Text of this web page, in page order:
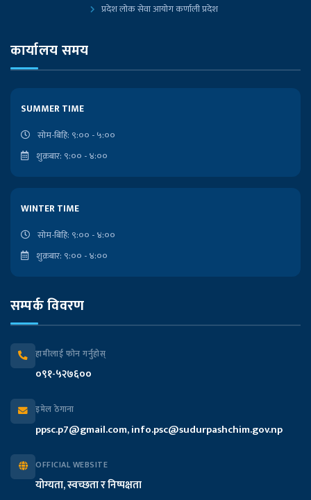
प्रदेश लोक सेवा आयोग कर्णाली प्रदेश
प्रदेश लोक सेवा आयोग, कोशी प्रदेश, विराटनगर
भौतिक पूर्वाधार विकास मन्त्रालय
कार्यालय समय
SUMMER TIME
सोम-बिहि: ९:०० - ५:००
शुक्रबार: ९:०० - ४:००
WINTER TIME
सोम-बिहि: ९:०० - ४:००
शुक्रबार: ९:०० - ४:००
सम्पर्क विवरण
हामीलाई फोन गर्नुहोस्
०९१-५२७६००
इमेल ठेगाना
ppsc.p7@gmail.com, info.psc@sudurpashchim.gov.np
OFFICIAL WEBSITE
योग्यता, स्वच्छता र निष्पक्षता